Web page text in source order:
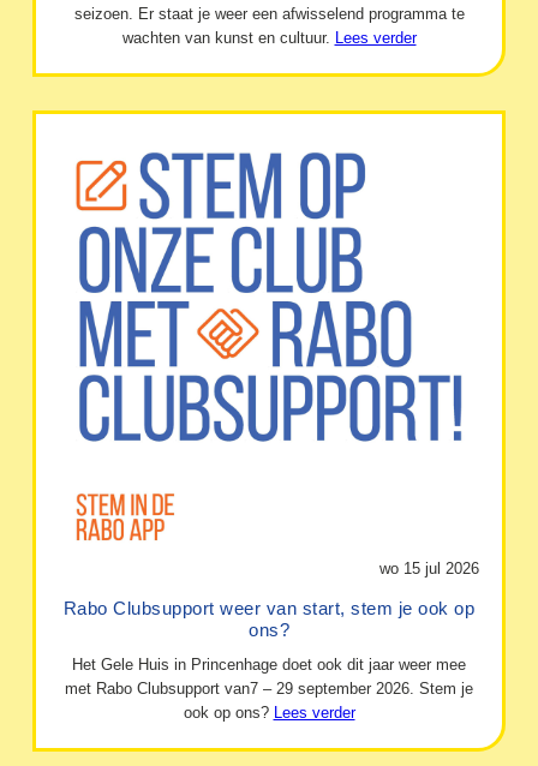
seizoen. Er staat je weer een afwisselend programma te
wachten van kunst en cultuur. Lees verder
wo 15 jul 2026
Rabo Clubsupport weer van start, stem je ook op
ons?
Het Gele Huis in Princenhage doet ook dit jaar weer mee
met Rabo Clubsupport van7 – 29 september 2026. Stem je
ook op ons? Lees verder